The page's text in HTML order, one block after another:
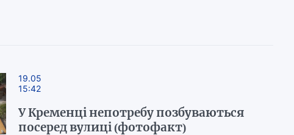
19.05
15:42
У Кременці непотребу позбуваються
посеред вулиці (фотофакт)